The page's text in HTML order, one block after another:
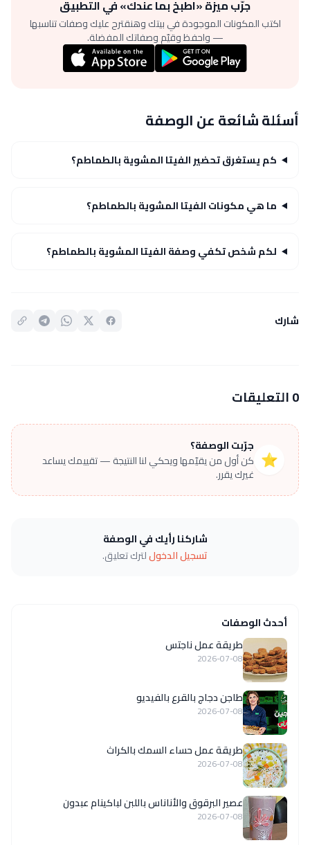
جرّب ميزة «اطبخ بما عندك» في التطبيق
اكتب المكونات الموجودة في بيتك وهنقترح عليك وصفات تناسبها
— واحفظ وقيّم وصفاتك المفضلة.
أسئلة شائعة عن الوصفة
كم يستغرق تحضير الفيتا المشوية بالطماطم؟
ما هي مكونات الفيتا المشوية بالطماطم؟
لكم شخص تكفي وصفة الفيتا المشوية بالطماطم؟
شارك
0 التعليقات
⭐
جرّبت الوصفة؟
كن أول من يقيّمها ويحكي لنا النتيجة — تقييمك يساعد
غيرك يقرر.
شاركنا رأيك في الوصفة
تسجيل الدخوللترك تعليق.
أحدث الوصفات
طريقة عمل ناجتس
2026-07-08
طاجن دجاج بالقرع بالفيديو
2026-07-08
طريقة عمل حساء السمك بالكراث
2026-07-08
عصير البرقوق والأناناس باللبن لباكينام عبدون
2026-07-08